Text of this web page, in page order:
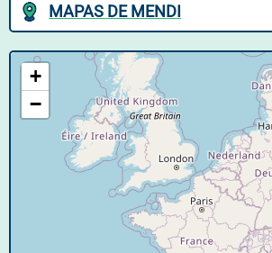
MAPAS DE MENDI
+
−